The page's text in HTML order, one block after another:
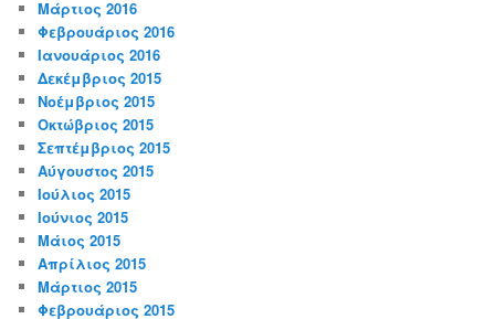
Μάρτιος 2016
Φεβρουάριος 2016
Ιανουάριος 2016
Δεκέμβριος 2015
Νοέμβριος 2015
Οκτώβριος 2015
Σεπτέμβριος 2015
Αύγουστος 2015
Ιούλιος 2015
Ιούνιος 2015
Μάιος 2015
Απρίλιος 2015
Μάρτιος 2015
Φεβρουάριος 2015